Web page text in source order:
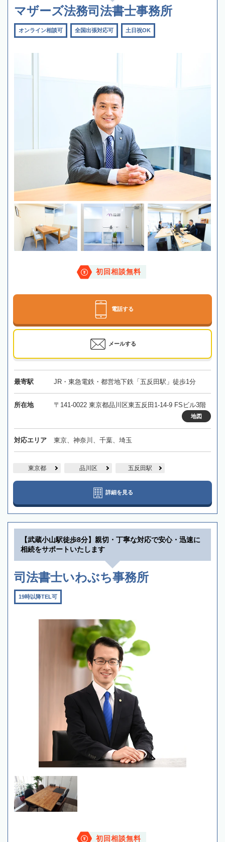
マザーズ法務司法書士事務所
オンライン相談可 全国出張対応可 土日祝OK
初回相談無料
電話する
メールする
最寄駅 JR・東急電鉄・都営地下鉄「五反田駅」徒歩1分
所在地 〒141-0022 東京都品川区東五反田1-14-9 FSビル3階
地図
対応エリア 東京、神奈川、千葉、埼玉
東京都 品川区 五反田駅
詳細を見る
【武蔵小山駅徒歩8分】親切・丁寧な対応で安心・迅速に
相続をサポートいたします
司法書士いわぶち事務所
19時以降TEL可
初回相談無料